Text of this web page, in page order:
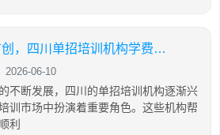
四川单招培训机构首创，四川单招培训机构学费大概是多少
2026-06-10
不断发展，四川的单招培训机构逐渐兴
训市场中扮演着重要角色。这些机构帮
利